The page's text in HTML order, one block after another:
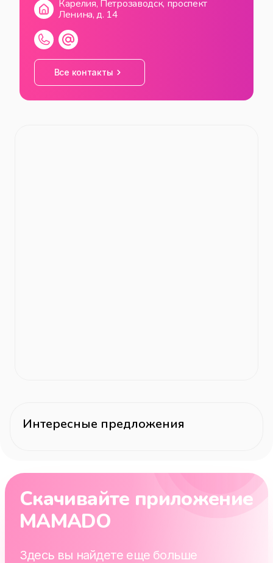
Карелия, Петрозаводск, проспект
Ленина, д. 14
Все контакты
Интересные предложения
Скачивайте приложение
MAMADO
Здесь вы найдете еще больше